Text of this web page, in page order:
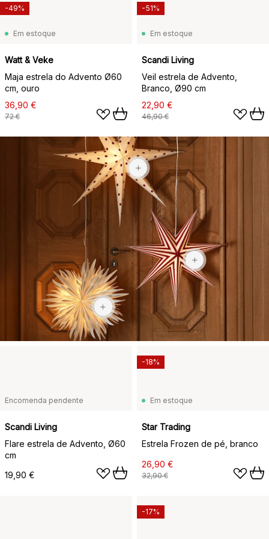
Em estoque
Watt & Veke
Maja estrela do Advento Ø60
cm, ouro
36,90 €
72 €
-49%
Em estoque
Scandi Living
Veil estrela de Advento,
Branco, Ø90 cm
22,90 €
46,90 €
-51%
42,90 €
44,90 €
Encomenda pendente
Scandi Living
Flare estrela de Advento, Ø60
cm
19,90 €
Em estoque
Star Trading
Estrela Frozen de pé, branco
26,90 €
32,90 €
-18%
-17%